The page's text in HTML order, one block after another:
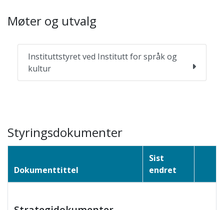
Møter og utvalg
Instituttstyret ved Institutt for språk og
kultur
Styringsdokumenter
Dokumenttittel
Sist
endret